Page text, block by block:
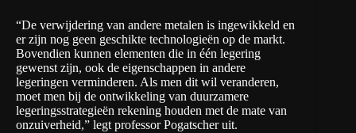
“De verwijdering van andere metalen is ingewikkeld en
er zijn nog geen geschikte technologieën op de markt.
Bovendien kunnen elementen die in één legering
gewenst zijn, ook de eigenschappen in andere
legeringen verminderen. Als men dit wil veranderen,
moet men bij de ontwikkeling van duurzamere
legeringsstrategieën rekening houden met de mate van
onzuiverheid,” legt professor Pogatscher uit.